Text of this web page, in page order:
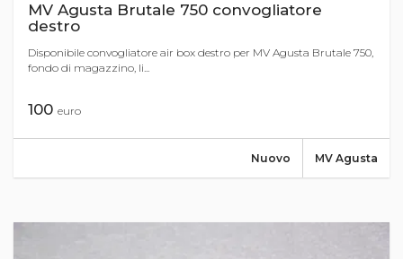
MV Agusta Brutale 750 convogliatore
destro
Disponibile convogliatore air box destro per MV Agusta Brutale 750,
fondo di magazzino, li...
100 euro
MV Agusta
Nuovo